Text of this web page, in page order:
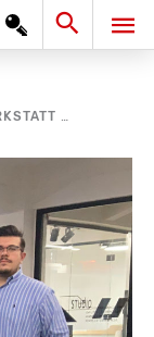
Search
PILZ KOOPERIERT MIT DER INNOVATIONSWERKSTATT GRAND GARAGE